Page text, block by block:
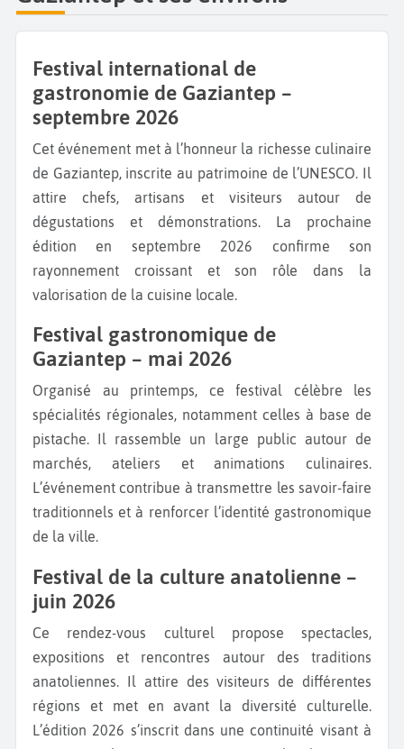
Festival international de
gastronomie de Gaziantep –
septembre 2026
Cet événement met à l’honneur la richesse culinaire
de Gaziantep, inscrite au patrimoine de l’UNESCO. Il
attire chefs, artisans et visiteurs autour de
dégustations et démonstrations. La prochaine
édition en septembre 2026 confirme son
rayonnement croissant et son rôle dans la
valorisation de la cuisine locale.
Festival gastronomique de
Gaziantep – mai 2026
Organisé au printemps, ce festival célèbre les
spécialités régionales, notamment celles à base de
pistache. Il rassemble un large public autour de
marchés, ateliers et animations culinaires.
L’événement contribue à transmettre les savoir-faire
traditionnels et à renforcer l’identité gastronomique
de la ville.
Festival de la culture anatolienne –
juin 2026
Ce rendez-vous culturel propose spectacles,
expositions et rencontres autour des traditions
anatoliennes. Il attire des visiteurs de différentes
régions et met en avant la diversité culturelle.
L’édition 2026 s’inscrit dans une continuité visant à